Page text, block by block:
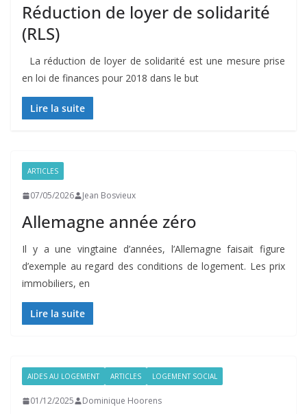
Réduction de loyer de solidarité
(RLS)
La réduction de loyer de solidarité est une mesure prise
en loi de finances pour 2018 dans le but
Lire la suite
ARTICLES
07/05/2026 Jean Bosvieux
Allemagne année zéro
Il y a une vingtaine d’années, l’Allemagne faisait figure
d’exemple au regard des conditions de logement. Les prix
immobiliers, en
Lire la suite
AIDES AU LOGEMENT ARTICLES LOGEMENT SOCIAL
01/12/2025 Dominique Hoorens